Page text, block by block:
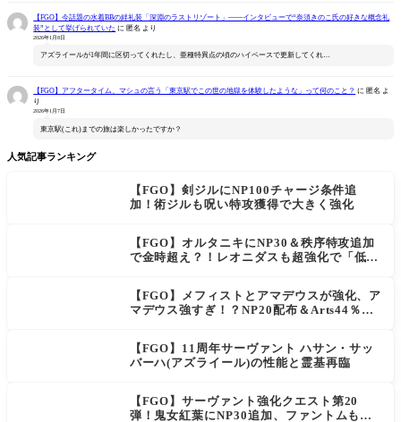
【FGO】今話題の水着BBの絆礼装「深淵のラストリゾート」――インタビューで“奈須きのこ氏の好きな概念礼
装”として挙げられていた に 匿名 より
2026年1月8日
アズライールが1年間に区切ってくれたし、亜種特異点の頃のハイペースで更新してくれ…
【FGO】アフタータイム、マシュの言う「東京駅でこの世の地獄を体験したような」って何のこと？ に 匿名 よ
り
2026年1月7日
東京駅(これ)までの旅は楽しかったですか？
人気記事ランキング
【FGO】剣ジルにNP100チャージ条件追
加！術ジルも呪い特攻獲得で大きく強化
【FGO】オルタニキにNP30＆秩序特攻追加
で金時超え？！レオニダスも超強化で「低レ
【FGO】メフィストとアマデウスが強化、ア
マデウス強すぎ！？NP20配布＆Arts44％強
【FGO】11周年サーヴァント ハサン・サッ
バーハ(アズライール)の性能と霊基再臨
【FGO】サーヴァント強化クエスト第20
弾！鬼女紅葉にNP30追加、ファントムも大